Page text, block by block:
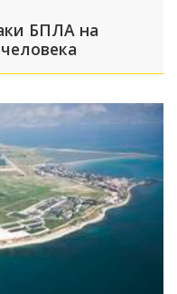
БПЛА на